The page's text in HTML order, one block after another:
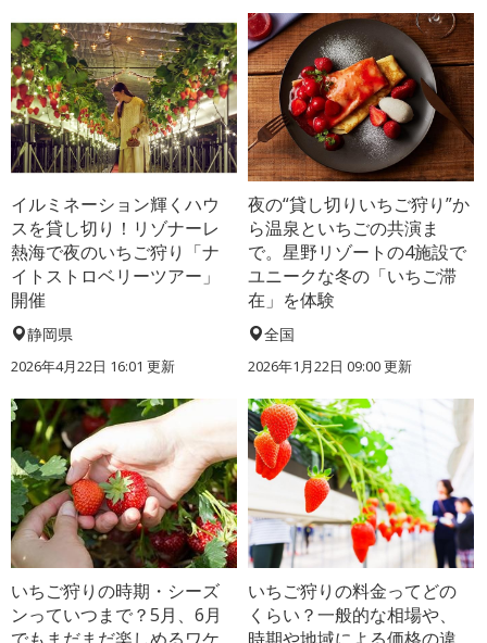
イルミネーション輝くハウ
スを貸し切り！リゾナーレ
熱海で夜のいちご狩り「ナ
イトストロベリーツアー」
開催
静岡県
2026年4月22日 16:01 更新
夜の“貸し切りいちご狩り”か
ら温泉といちごの共演ま
で。星野リゾートの4施設で
ユニークな冬の「いちご滞
在」を体験
全国
2026年1月22日 09:00 更新
いちご狩りの時期・シーズ
ンっていつまで？5月、6月
いちご狩りの料金ってどの
くらい？一般的な相場や、